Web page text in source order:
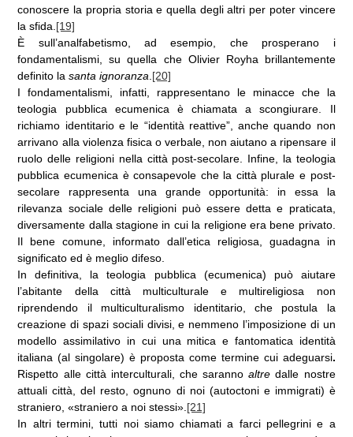
conoscere la propria storia e quella degli altri per poter vincere
la sfida. [19]
È sull’analfabetismo, ad esempio, che prosperano i
fondamentalismi, su quella che Olivier Royha brillantemente
definito lasanta ignoranza [20]
I fondamentalismi, infatti, rappresentano le minacce che la
teologia pubblica ecumenica è chiamata a scongiurare. Il
richiamo identitario e le “identità reattive”, anche quando non
arrivano alla violenza fisica o verbale, non aiutano a ripensare il
ruolo delle religioni nella città post-secolare. Infine, la teologia
pubblica ecumenica è consapevole che la città plurale e post-
secolare rappresenta una grande opportunità: in essa la
rilevanza sociale delle religioni può essere detta e praticata,
diversamente dalla stagione in cui la religione era bene privato.
Il bene comune, informato dall’etica religiosa, guadagna in
significato ed è meglio difeso.
In definitiva, la teologia pubblica (ecumenica) può aiutare
l’abitante della città multiculturale e multireligiosa non
riprendendo il multiculturalismo identitario, che postula la
creazione di spazi sociali divisi, e nemmeno l’imposizione di un
modello assimilativo in cui una mitica e fantomatica identità
italiana (al singolare) è proposta come termine cui adeguarsi.
Rispetto alle città interculturali, che sarannoaltredalle nostre
attuali città, del resto, ognuno di noi (autoctoni e immigrati) è
straniero, «straniero a noi stessi». [21]
In altri termini, tutti noi siamo chiamati a farci pellegrini e a